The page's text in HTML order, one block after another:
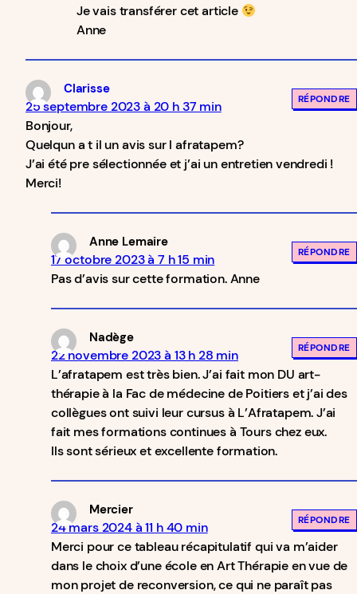
Je vais transférer cet article
Anne
Clarisse
25 septembre 2023 à 20 h 37 min
Bonjour,
Quelqun a t il un avis sur l afratapem?
J’ai été pre sélectionnée et j’ai un entretien vendredi !
Merci!
RÉPONDRE
Anne Lemaire
17 octobre 2023 à 7 h 15 min
Pas d’avis sur cette formation. Anne
RÉPONDRE
Nadège
22 novembre 2023 à 13 h 28 min
L’afratapem est très bien. J’ai fait mon DU art-
thérapie à la Fac de médecine de Poitiers et j’ai des
collègues ont suivi leur cursus à L’Afratapem. J’ai
fait mes formations continues à Tours chez eux.
Ils sont sérieux et excellente formation.
RÉPONDRE
Mercier
24 mars 2024 à 11 h 40 min
Merci pour ce tableau récapitulatif qui va m’aider
dans le choix d’une école en Art Thérapie en vue de
mon projet de reconversion, ce qui ne paraît pas
RÉPONDRE